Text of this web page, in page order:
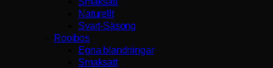
Naturellt
Svart-Säsong
Rooibos
Egna blandningar
Smaksatt